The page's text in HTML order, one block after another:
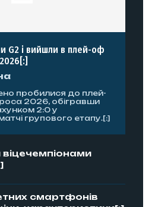
G2 і вийшли в плей-оф
пробилися до плей-
2026, обігравши
2:0 у
групового етапу.[:]
віцечемпіонами
смартфонів